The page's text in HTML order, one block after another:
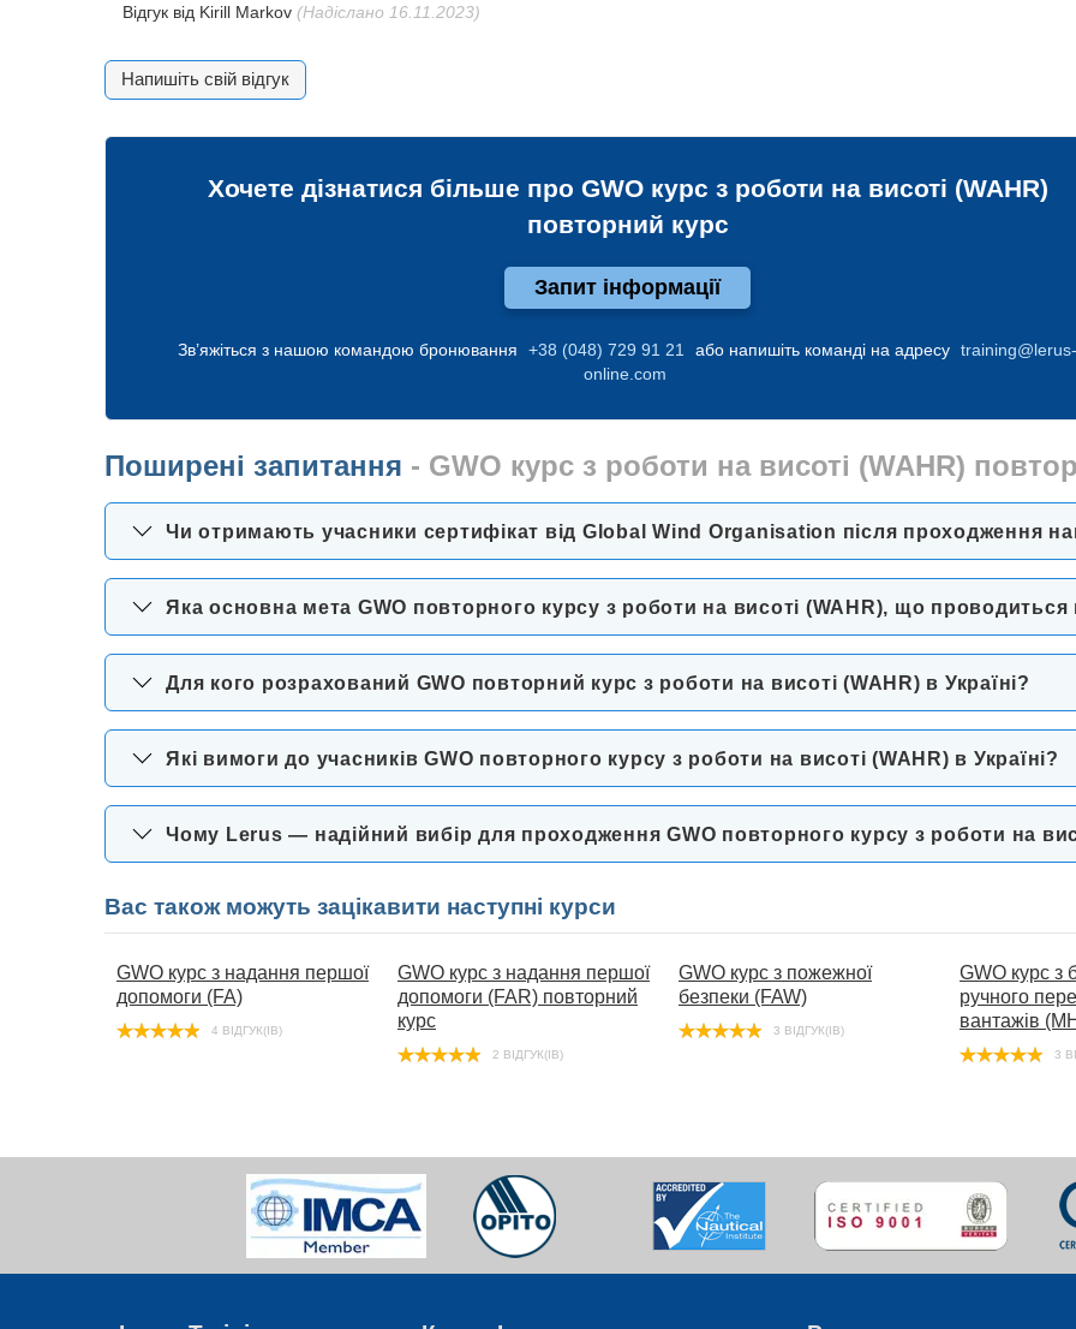
Відгук від Kirill Markov (Надіслано 16.11.2023)
Напишіть свій відгук
Хочете дізнатися більше про GWO курс з роботи на висоті (WAHR)
повторний курс
Запит інформації
Зв’яжіться з нашою командою бронювання +38 (048) 729 91 21 або напишіть команді на адресу training@lerus-
online.com
Поширені запитання - GWO курс з роботи на висоті (WAHR)
Чи отримають учасники сертифікат від Global Wind Organisation після проходження
Яка основна мета GWO повторного курсу з роботи на висоті (WAHR), що проводиться
Для кого розрахований GWO повторний курс з роботи на висоті (WAHR) в Україні?
Які вимоги до учасників GWO повторного курсу з роботи на висоті (WAHR) в Україні?
Чому Lerus — надійний вибір для проходження GWO повторного курсу з роботи на
Вас також можуть зацікавити наступні курси
GWO курс з надання першої
допомоги (FA)
4 ВІДГУК(ІВ)
GWO курс з надання першої
допомоги (FAR) повторний
курс
2 ВІДГУК(ІВ)
GWO курс з пожежної
безпеки (FAW)
3 ВІДГУК(ІВ)
GWO курс з
ручного
вантажів
3